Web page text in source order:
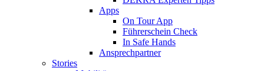
Apps
On Tour App
Führerschein Check
In Safe Hands
Ansprechpartner
Stories